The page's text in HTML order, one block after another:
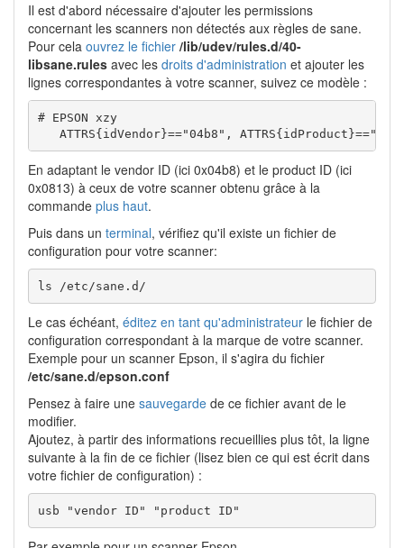
Il est d'abord nécessaire d'ajouter les permissions
concernant les scanners non détectés aux règles de sane.
Pour cela ouvrez le fichier /lib/udev/rules.d/40-
libsane.rules avec les droits d'administration et ajouter les
lignes correspondantes à votre scanner, suivez ce modèle :
# EPSON xzy
ATTRS{idVendor}=="04b8",
En adaptant le vendor ID (ici 0x04b8) et le product ID (ici
0x0813) à ceux de votre scanner obtenu grâce à la
commande plus haut.
Puis dans un terminal, vérifiez qu'il existe un fichier de
configuration pour votre scanner:
ls /etc/sane.d/
Le cas échéant, éditez en tant qu'administrateur le fichier de
configuration correspondant à la marque de votre scanner.
Exemple pour un scanner Epson, il s'agira du fichier
/etc/sane.d/epson.conf
Pensez à faire une sauvegarde de ce fichier avant de le
modifier.
Ajoutez, à partir des informations recueillies plus tôt, la ligne
suivante à la fin de ce fichier (lisez bien ce qui est écrit dans
votre fichier de configuration) :
usb "vendor ID" "product ID"